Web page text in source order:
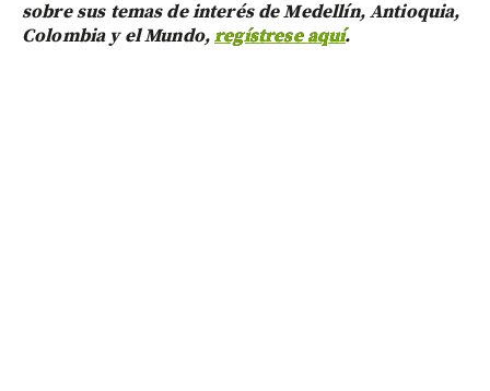
sobre sus temas de interés de Medellín, Antioquia,
Colombia y el Mundo,regístrese aquí.